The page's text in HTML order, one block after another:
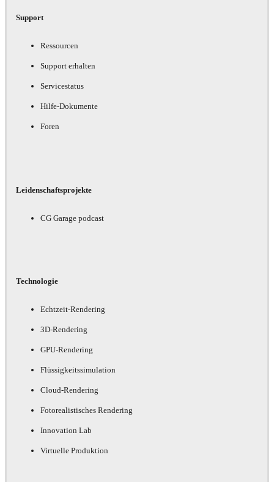
Support
Ressourcen
Support erhalten
Servicestatus
Hilfe-Dokumente
Foren
Leidenschaftsprojekte
CG Garage podcast
Technologie
Echtzeit-Rendering
3D-Rendering
GPU-Rendering
Flüssigkeitssimulation
Cloud-Rendering
Fotorealistisches Rendering
Innovation Lab
Virtuelle Produktion